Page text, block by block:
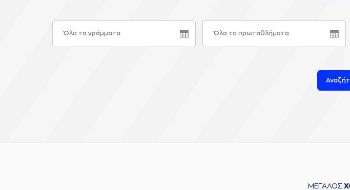
Όλα τα γράμματα Όλα τα πρωταθλήματα
ΜΕΓΑΛΟΣ